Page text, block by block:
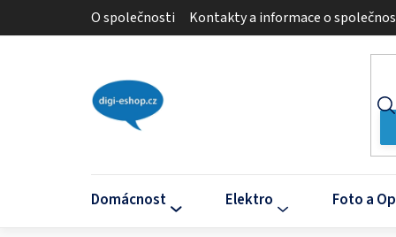
O společnosti Kontakty a informace o
Domácnost Elektro Foto a